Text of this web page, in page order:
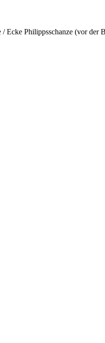
Ecke Philippsschanze (vor der